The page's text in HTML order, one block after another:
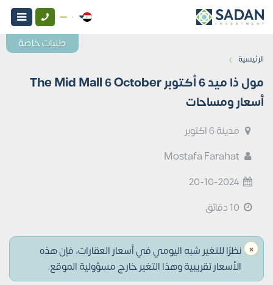
الرئيسية ›
مول ذا ميد 6 أكتوبر The Mid Mall 6 October
أسعار ومساحات
مدينة 6 اكتوبر
Mostafa Farahat
20-10-2024
× نظرًا للتغير شبه اليومي في أسعار العقارات، فإن هذه
الأسعار تقريبية وهذا التغير خارج مسؤولية الموقع.
طلبات خاصة